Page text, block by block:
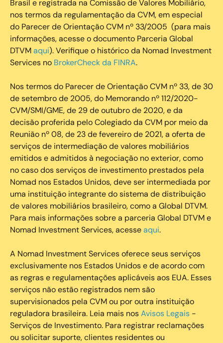
Brasil e registrada na Comissão de Valores Mobiliário,
nos termos da regulamentação da CVM, em especial
do Parecer de Orientação CVM nº 33/2005 (para mais
informações, acesse o documento Parceria Global
DTVMaqui). Verifique o histórico da Nomad Investment
Services no BrokerCheck da FINRA.
Nos termos do Parecer de Orientação CVM nº 33, de 30
de setembro de 2005, do Memorando nº 112/2020-
CVM/SMI/GME, de 29 de outubro de 2020, e da
decisão proferida pelo Colegiado da CVM por meio da
Reunião nº 08, de 23 de fevereiro de 2021, a oferta de
serviços de intermediação de valores mobiliários
emitidos e admitidos à negociação no exterior, como
no caso dos serviços de investimento prestados pela
Nomad nos Estados Unidos, deve ser intermediada por
uma instituição integrante do sistema de distribuição
de valores mobiliários brasileiro, como a Global DTVM.
Para mais informações sobre a parceria Global DTVM e
Nomad Investment Services, acesseaqui.
A Nomad Investment Services oferece seus serviços
exclusivamente nos Estados Unidos e de acordo com
as regras e regulamentações aplicáveis aos EUA. Esses
serviços não estão registrados nem são
supervisionados pela CVM ou por outra instituição
reguladora brasileira. Leia mais nosAvisos Legais -
Serviços de Investimento. Para registrar reclamações
ou solicitar suporte, clientes residentes ou